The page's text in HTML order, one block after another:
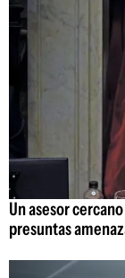
Un asesor
presuntas